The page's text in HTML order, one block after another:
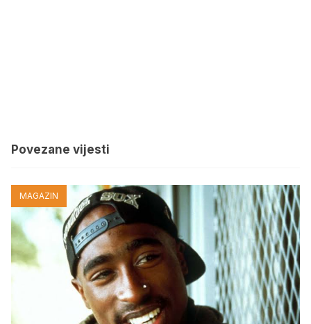
Povezane vijesti
MAGAZIN